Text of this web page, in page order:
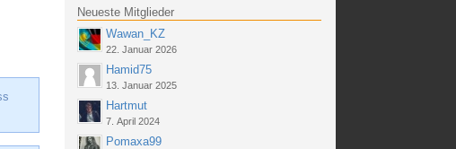
Neueste Mitglieder
Wawan_KZ
22. Januar 2026
Hamid75
13. Januar 2025
Hartmut
7. April 2024
Pomaxa99